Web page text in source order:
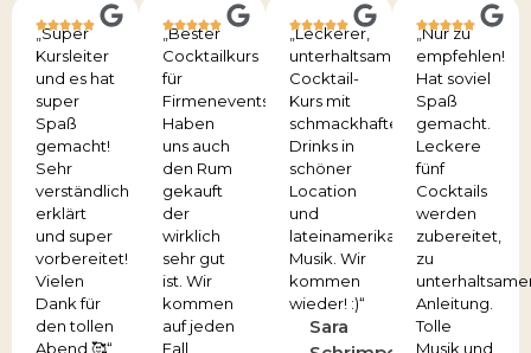
„Super
Kursleiter
und es hat
super
Spaß
gemacht!
Sehr
verständlich
erklärt
und super
vorbereitet!
Vielen
Dank für
den tollen
Abend 🥰“
„Bester
Cocktailkurs
für
Firmenevents.
Haben
uns auch
den Rum
gekauft
der
wirklich
sehr gut
ist. Wir
kommen
auf jeden
Fall
„Leckerer,
unterhaltsamer
Cocktail-
Kurs mit
schmackhaften
Drinks in
schöner
Location
und
lateinamerikanischer
Musik. Wir
kommen
wieder! :)“
Sara
„Nur zu
empfehlen!
Hat soviel
Spaß
gemacht.
Leckere
fünf
Cocktails
werden
zubereitet,
zu
Anleitung.
Tolle
Musik und